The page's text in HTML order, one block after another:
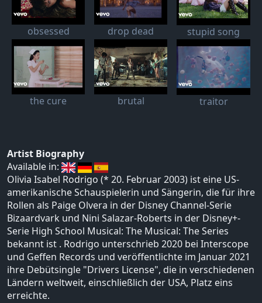
obsessed drop dead stupid song
the cure brutal traitor
Artist Biography
Available in:
Olivia Isabel Rodrigo (* 20. Februar 2003) ist eine US-
amerikanische Schauspielerin und Sängerin, die für ihre
Rollen als Paige Olvera in der Disney Channel-Serie
Bizaardvark und Nini Salazar-Roberts in der Disney+-
Serie High School Musical: The Musical: The Series
bekannt ist . Rodrigo unterschrieb 2020 bei Interscope
und Geffen Records und veröffentlichte im Januar 2021
ihre Debütsingle "Drivers License", die in verschiedenen
Ländern weltweit, einschließlich der USA, Platz eins
erreichte.